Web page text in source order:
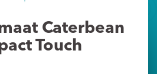
Caterbean
Touch